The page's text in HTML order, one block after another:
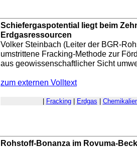
Schiefergaspotential liegt beim
Erdgasressourcen
Volker Steinbach (Leiter der BGR-
umstrittene Fracking-Methode zur
aus geowissenschaftlicher Sicht
zum externen Volltext
Fracking| Erdgas
Rohstoff-Bonanza im Rovuma-